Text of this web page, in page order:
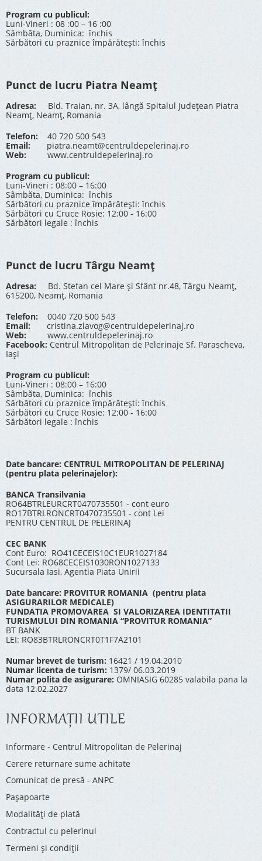
Program cu publicul:
Luni-Vineri : 08 :00 – 16 :00
Sâmbăta, Duminica: închis
Sărbători cu praznice împărătești: închis
Punct de lucru Piatra Neamț
Adresa: Bld. Traian, nr. 3A, lângă Spitalul Județean Piatra
Neamț, Neamț, Romania
Telefon:40 720 500 543
Email:
piatra.neamt@centruldepelerinaj.ro
Web:
www.centruldepelerinaj.ro
Program cu publicul:
Luni-Vineri : 08:00 – 16:00
Sâmbăta, Duminica: închis
Sărbători cu praznice împărătești: închis
Sărbători cu Cruce Rosie: 12:00 - 16:00
Sărbători legale : închis
Punct de lucru Târgu Neamț
Adresa: Bd. Stefan cel Mare și Sfânt nr.48, Târgu Neamț,
615200, Neamț, Romania
Telefon: 0040 720 500 543
Email:
cristina.zlavog@centruldepelerinaj.ro
Web:
www.centruldepelerinaj.ro
Facebook: Centrul Mitropolitan de Pelerinaje Sf. Parascheva,
Iași
Program cu publicul:
Luni-Vineri : 08:00 – 16:00
Sâmbăta, Duminica: închis
Sărbători cu praznice împărătești: închis
Sărbători cu Cruce Rosie: 12:00 - 16:00
Sărbători legale : închis
Date bancare: CENTRUL MITROPOLITAN DE PELERINAJ
(pentru plata pelerinajelor):
BANCA Transilvania
RO64BTRLEURCRT0470735501 - cont euro
RO17BTRLRONCRT0470735501 - cont Lei
PENTRU CENTRUL DE PELERINAJ
CEC BANK
Cont Euro: RO41CECEIS10C1EUR1027184
Cont Lei: RO68CECEIS1030RON1027133
Sucursala Iasi, Agentia Piata Unirii
Date bancare: PROVITUR ROMANIA (pentru plata
ASIGURARILOR MEDICALE)
FUNDATIA PROMOVAREA SI VALORIZAREA IDENTITATII
TURISMULUI DIN ROMANIA “PROVITUR ROMANIA”
BT BANK
LEI: RO83BTRLRONCRT0T1F7A2101
Numar brevet de turism: 16421 / 19.04.2010
Numar licenta de turism: 1379/ 06.03.2019
Numar polita de asigurare: OMNIASIG 60285 valabila pana la
data 12.02.2027
INFORMAŢII UTILE
Informare - Centrul Mitropolitan de Pelerinaj
Cerere returnare sume achitate
Comunicat de presă - ANPC
Pașapoarte
Modalități de plată
Contractul cu pelerinul
Termeni și condiții